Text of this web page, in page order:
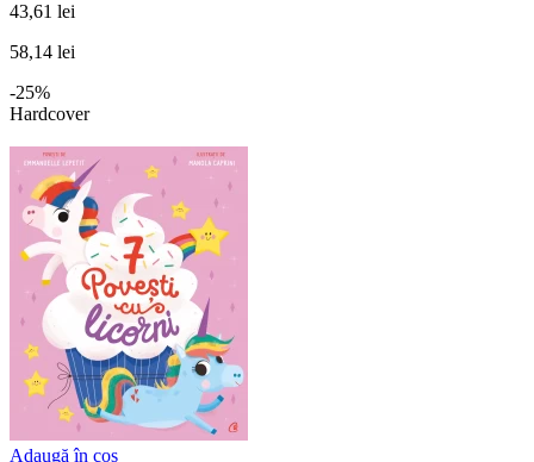
43,61 lei
58,14 lei
-25%
Hardcover
Adaugă în coș